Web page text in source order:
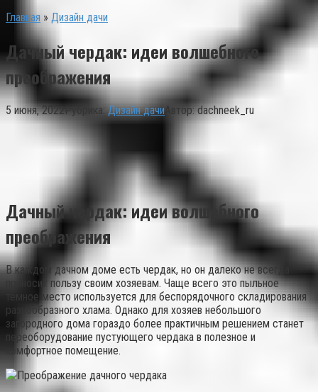
Главная » Дизайн дачи
Дачный чердак: идеи волшебного
преображения
5 июня, 2022Рубрика: Дизайн дачи Автор: dachneek_ru
Дачный чердак: идеи волшебного
преображения
В каждом дачном доме есть чердак, но он далеко не всегда
приносит пользу своим хозяевам. Чаще всего это пыльное
темное место используется для беспорядочного складирования
разнообразного хлама. Однако для хозяев небольшого
загородного дома гораздо более практичным решением станет
переоборудование пустующего чердака в полезное и
комфортное помещение.